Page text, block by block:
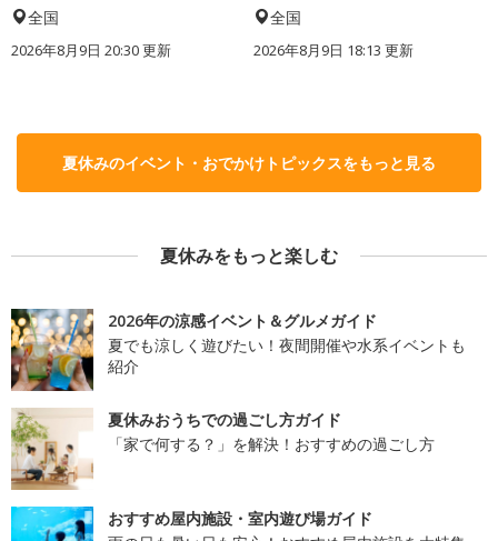
全国
2026年8月9日 20:30更新
全国
2026年8月9日 18:13 更新
夏休みのイベント・おでかけトピックスをもっと見る
夏休みをもっと楽しむ
2026年の涼感イベント＆グルメガイド
夏でも涼しく遊びたい！夜間開催や水系イベントも
紹介
夏休みおうちでの過ごし方ガイド
「家で何する？」を解決！おすすめの過ごし方
おすすめ屋内施設・室内遊び場ガイド